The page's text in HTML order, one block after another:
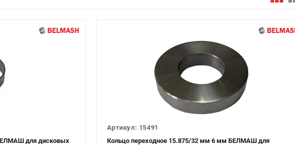
для дисковых
Артикул: 15491
Кольцо переходное 15.875/32 мм 6 мм БЕЛМАШ для